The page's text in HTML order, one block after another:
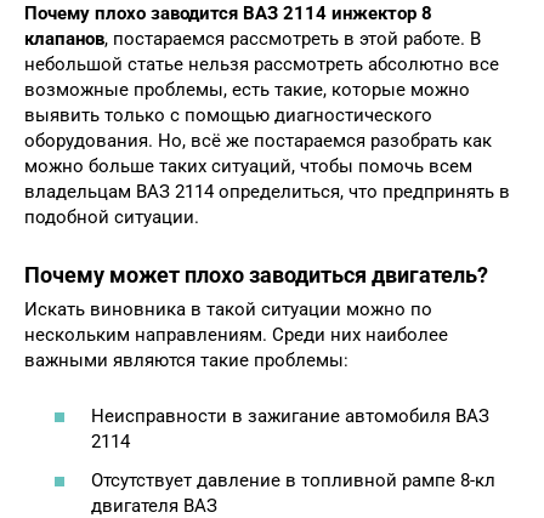
Почему плохо заводится ВАЗ 2114 инжектор 8
клапанов, постараемся рассмотреть в этой работе. В
небольшой статье нельзя рассмотреть абсолютно все
возможные проблемы, есть такие, которые можно
выявить только с помощью диагностического
оборудования. Но, всё же постараемся разобрать как
можно больше таких ситуаций, чтобы помочь всем
владельцам ВАЗ 2114 определиться, что предпринять в
подобной ситуации.
Почему может плохо заводиться двигатель?
Искать виновника в такой ситуации можно по
нескольким направлениям. Среди них наиболее
важными являются такие проблемы:
Неисправности в зажигание автомобиля ВАЗ
2114
Отсутствует давление в топливной рампе 8-кл
двигателя ВАЗ